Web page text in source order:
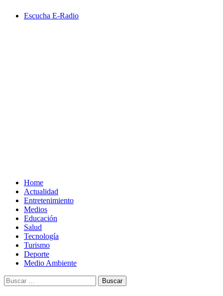
Escucha E-Radio
Home
Actualidad
Entretenimiento
Medios
Educación
Salud
Tecnología
Turismo
Deporte
Medio Ambiente
Buscar: